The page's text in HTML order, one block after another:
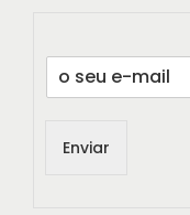
E
m
Enviar